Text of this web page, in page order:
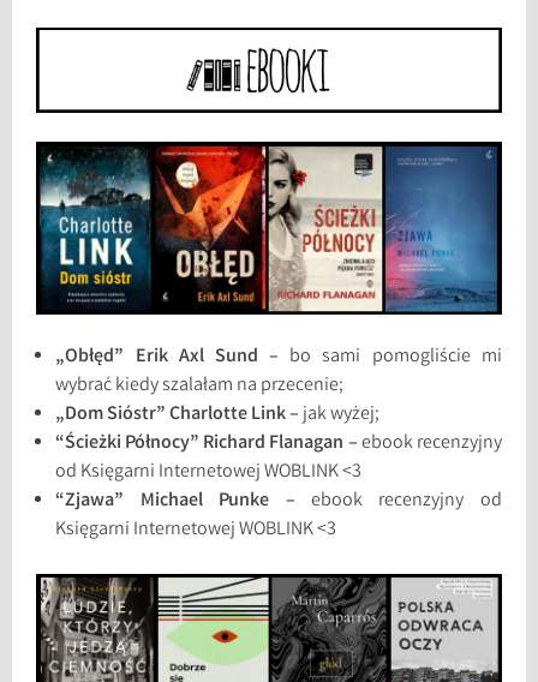
„Obłęd” Erik Axl Sund – bo sami pomogliście mi
wybrać kiedy szalałam na przecenie;
„Dom Sióstr” Charlotte Link –jak wyżej;
“Ścieżki Północy” Richard Flanagan –ebook recenzyjny
od Księgarni Internetowej WOBLINK <3
“Zjawa” Michael Punke – ebook recenzyjny od
Księgarni Internetowej WOBLINK <3